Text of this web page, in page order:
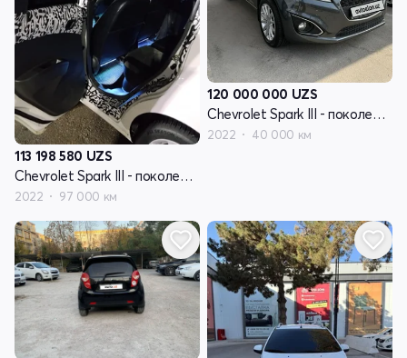
113 198 580 UZS
Chevrolet Spark III - поколение
2022 97 000 км
120 000 000 UZS
Chevrolet Spark III - поколение
2022 40 000 км